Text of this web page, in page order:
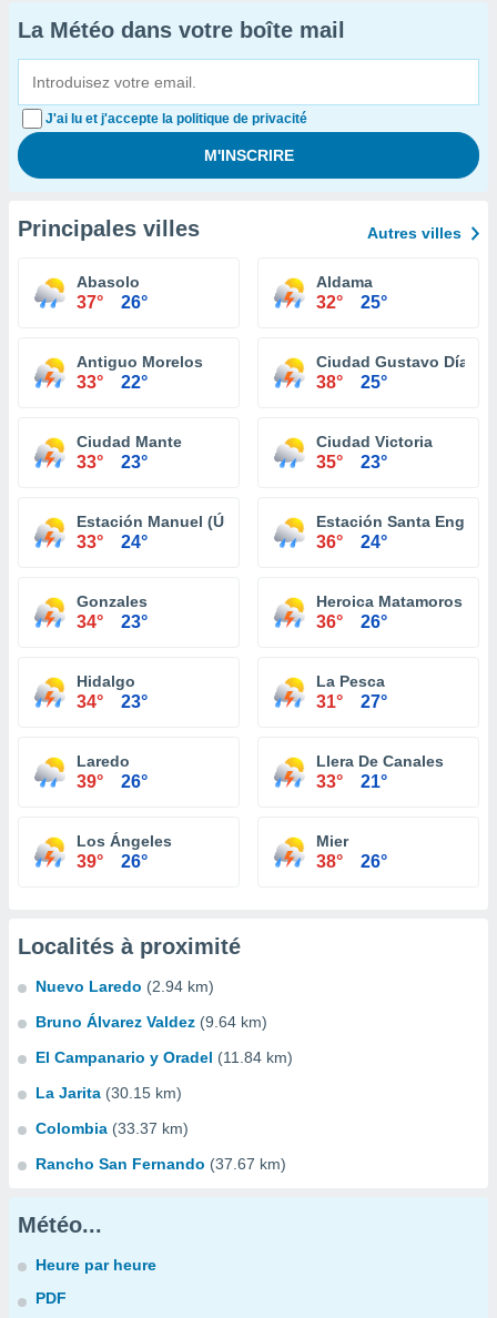
La Météo dans votre boîte mail
J'ai lu et j'accepte la politique de privacité
Principales villes Autres villes
Abasolo
37° 26°
Aldama
32° 25°
Antiguo Morelos
33° 22°
Ciudad Gustavo Díaz
38° 25°
Ciudad Mante
33° 23°
Ciudad Victoria
35° 23°
Estación Manuel (Úrsulo Galván)
33° 24°
Estación Santa
36° 24°
Gonzales
34° 23°
Heroica Matamoros
36° 26°
Hidalgo
34° 23°
La Pesca
31° 27°
Laredo
39° 26°
Llera De Canales
33° 21°
Los Ángeles
39° 26°
Mier
38° 26°
Localités à proximité
Nuevo Laredo (2.94 km)
Bruno Álvarez Valdez (9.64 km)
El Campanario y Oradel (11.84 km)
La Jarita (30.15 km)
Colombia (33.37 km)
Rancho San Fernando (37.67 km)
Météo...
Heure par heure
PDF